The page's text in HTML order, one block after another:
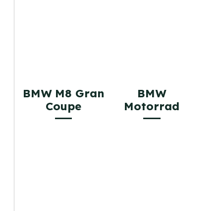
BMW M8 Gran
Coupe
BMW
Motorrad